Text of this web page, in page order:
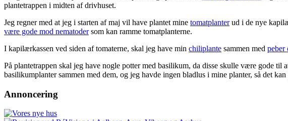
plantetrappen i midten af drivhuset.
Jeg regner med at jeg i starten af maj vil have plantet mine tomatplanterud i de nye
være gode mod nematodersom kan ramme tomatplanterne.
I kapilærkassen ved siden af tomaterne, skal jeg have min chiliplante sammen med peber
På plantetrappen skal jeg have nogle potter med basilikum, da disse skulle være gode
basilikumplanter sammen med dem, og jeg havde ingen bladlus i mine planter, så det
Annoncering